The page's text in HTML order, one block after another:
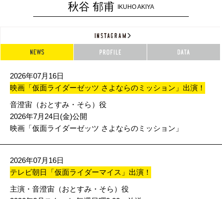
秋谷 郁甫 IKUHO AKIYA
2026年07月16日
映画「仮面ライダーゼッツ さよならのミッション」出演！
音澄宙（おとすみ・そら）役
2026年7月 24日(金)公開
映画「仮面ライダーゼッツ さよならのミッション」
2026年07月16日
テレビ朝日「仮面ライダーマイス」出演！
主演・音澄宙（おとすみ・そら）役